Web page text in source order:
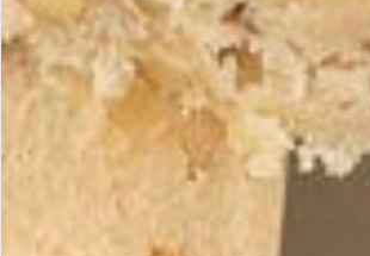
Produkte ansehen
Zutaten für 4-6 Personen:
7 Blatt Gelatine, 180 Gramm Turrón de Jijona,
Esslöffel Cognac, 1 Teelöffel geriebene
, 1 Ei, 2 Eigelb, 400 ml Schlagsahne, 2
Orangen, 1/4 Liter Orangensaft, 1 Teelöffel
Vorbereitung :